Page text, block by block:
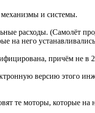
механизмы и системы.
расходы. (Самолёт
на него
причём не в
версию этого
те моторы, которые на